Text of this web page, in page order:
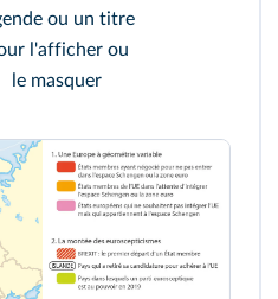
ou un titre
l'afficher ou
le masquer